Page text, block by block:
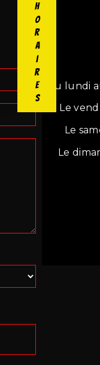
Horaires
Du lundi
Le
Le
Le